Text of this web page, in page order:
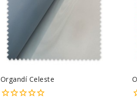
Organdí Celeste